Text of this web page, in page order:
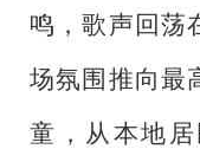
鸣，歌声回荡
场氛围推向最
童，从本地